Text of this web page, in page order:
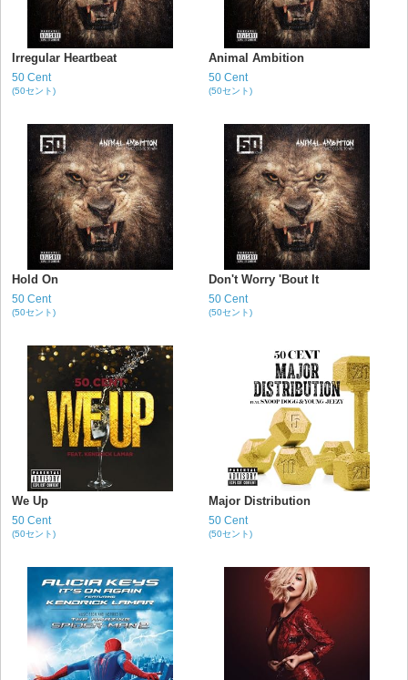
Irregular Heartbeat
50 Cent
(50セント)
Animal Ambition
50 Cent
(50セント)
Hold On
50 Cent
(50セント)
Don't Worry 'Bout It
50 Cent
(50セント)
We Up
50 Cent
(50セント)
Major Distribution
50 Cent
(50セント)